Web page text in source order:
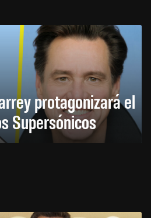
protagonizará el
Supersónicos